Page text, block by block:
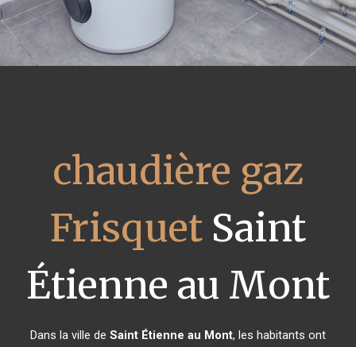
chaudière gaz
FrisquetSaint
Étienne au Mont
Dans la ville de Saint Étienne au Mont, les habitants ont